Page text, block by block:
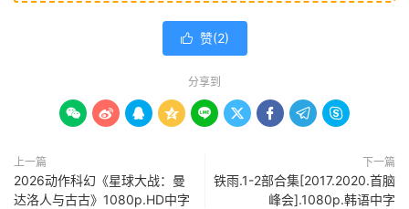
 赞(2)
分享到
        
上一篇
2026动作科幻《星球大战：曼
达洛人与古古》1080p.HD中字
下一篇
铁雨.1-2部合集[2017.2020.首脑
峰会].1080p.韩语中字